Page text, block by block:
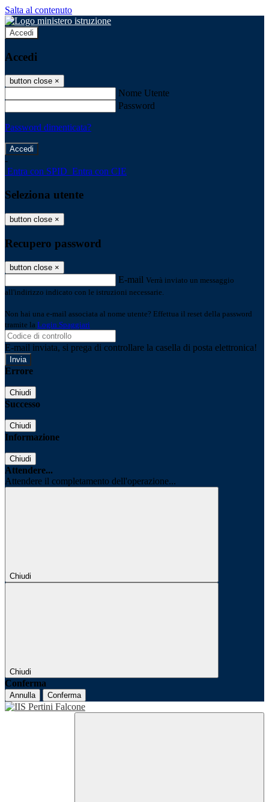
Salta al contenuto
Accedi
Accedi
button close ×
Nome Utente
Password
Password dimenticata?
-
Entra con SPID Entra con CIE
Seleziona utente
button close ×
Recupero password
button close ×
E-mail Verrà inviato un messaggio
all'indirizzo indicato con le istruzioni necessarie.
Non hai una e-mail associata al nome utente? Effettua il reset della password
tramite la Login Spaggiari
E-mail inviata, si prega di controllare la casella di posta elettronica!
Errore
Chiudi
Successo
Chiudi
Informazione
Chiudi
Attendere...
Attendere il completamento dell'operazione...
Chiudi
Chiudi
Conferma
Annulla Conferma